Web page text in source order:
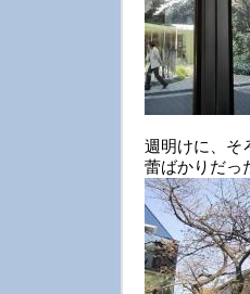
週明けに、そ
蕾ばかりだっ